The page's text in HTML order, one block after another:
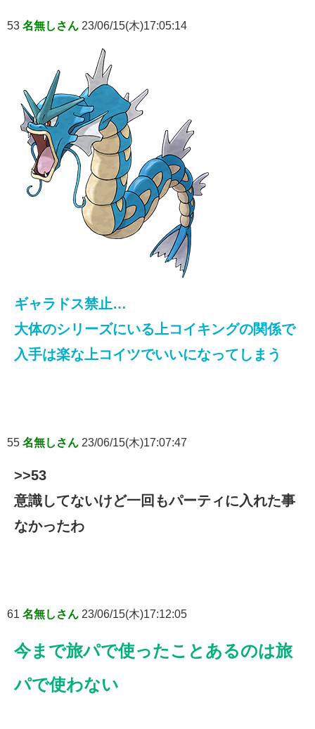
53 名無しさん 23/06/15(木)17:05:14
ギャラドス禁止…
大体のシリーズにいる上コイキングの関係で
入手は楽な上コイツでいいになってしまう
55 名無しさん 23/06/15(木)17:07:47
>>53
意識してないけど一回もパーティに入れた事
なかったわ
61 名無しさん 23/06/15(木)17:12:05
今まで旅パで使ったことあるのは旅
パで使わない